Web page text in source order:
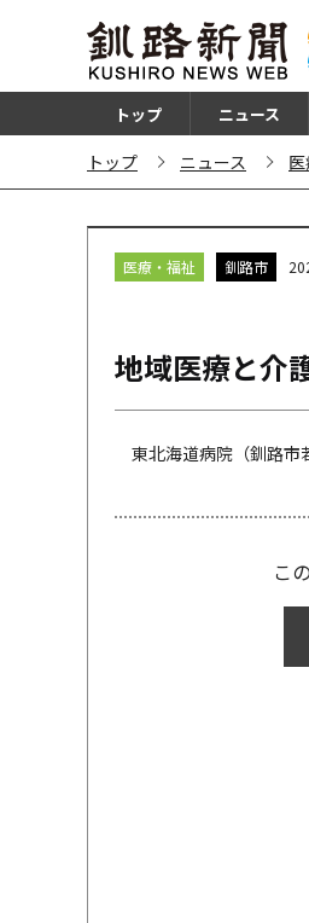
トップ ニュース
トップ ニュース
医療・福祉 釧路市
地域医療と介
東北海道病院（釧路市
こ